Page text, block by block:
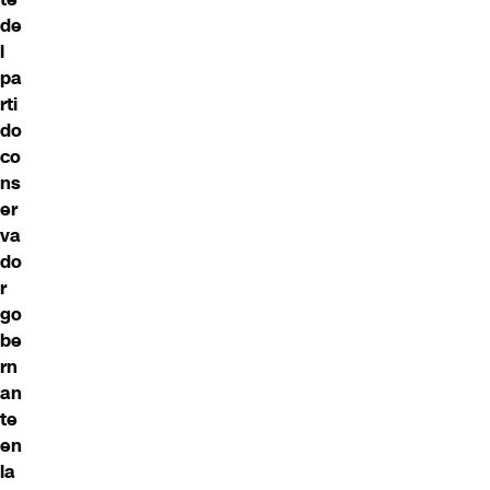
de
l
pa
rti
do
co
ns
er
va
do
r
go
be
rn
an
te
en
la